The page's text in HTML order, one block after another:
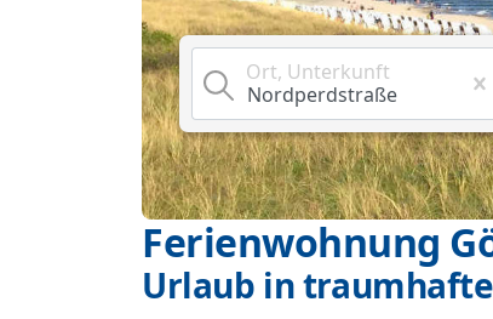
Ort, Unterkunft
Ferienwohnung
Urlaub in